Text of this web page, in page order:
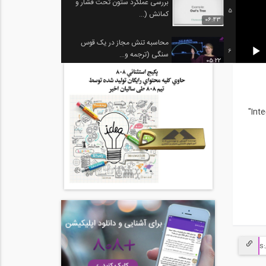
سیستم‌های کش‌بستی یا ساختار کششی و فشردگی یا سازه تنسگریتی (به انگلیسی: Tensegrity) واژه‌ای ابداعی است که از ترکیب دو واژه "Integrity"
5
06:43
بررسی عملکرد ستون تحت فشار و
کمانش (...
6
05:22
محاسبه تنش مجاز در یک قوس
سنگی (ترجمه و...
آنالیز و محاسبه بارها در پل های
معلق (...
تیر چیست؟ (ترجمه و دوبله
اختصاصی موسسه...
چگونه یک سازه تنسگریتی یا
کش‌بستی...
05:36
تعیین معینی یا نامعینی در خرپاها
(ترجمه...
06:37
محاسبه بار باد در طره ها (ترجمه
و...